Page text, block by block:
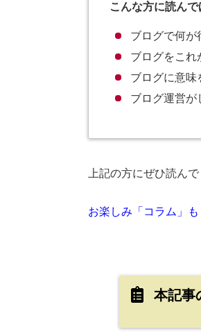
こんな方に読ん
ブログで何が
ブログをこれ
ブログに意味
ブログ運営が
上記の方にぜひ読んで
お楽しみ「コラム」
本記事